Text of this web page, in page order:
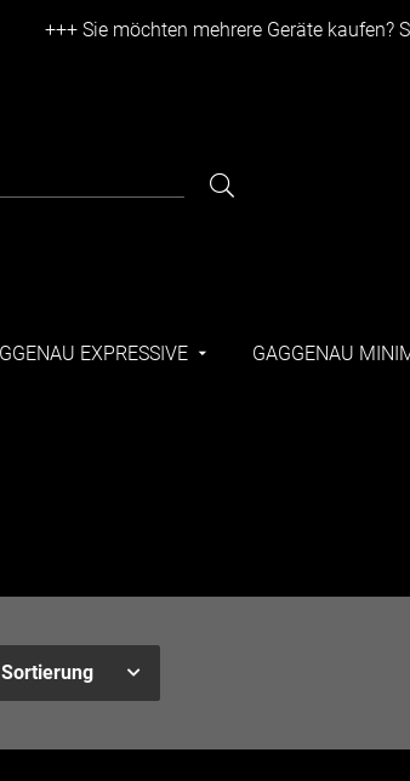
+++ Sie möchten mehrere Geräte kaufen?
EXPRESSIVE GAGGENAU